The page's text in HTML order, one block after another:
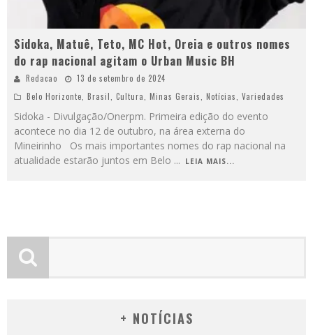
Sidoka, Matuê, Teto, MC Hot, Oreia e outros nomes
do rap nacional agitam o Urban Music BH
Redacao
13 de setembro de 2024
Belo Horizonte, Brasil, Cultura, Minas Gerais, Notícias, Variedades
Sidoka - Divulgação/Onerpm. Primeira edição do evento
acontece no dia 12 de outubro, na área externa do
Mineirinho Os mais importantes nomes do rap nacional na
atualidade estarão juntos em Belo ... LEIA MAIS...
+ NOTÍCIAS